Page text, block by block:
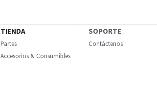
TIENDA
Partes
Accesorios & Consumibles
SOPORTE
Contáctenos